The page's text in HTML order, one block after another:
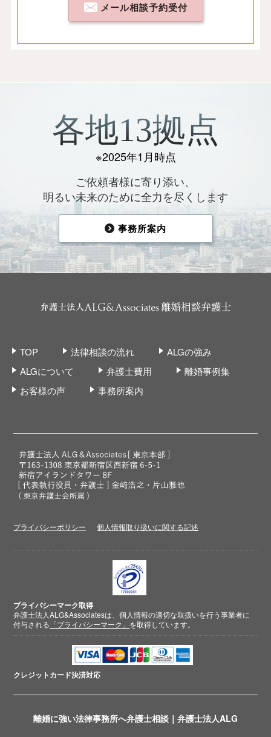
離婚に強い法律事務所へ弁護士相談｜弁護士法人ALG
メール相談予約受付
各地13拠点
※2025年1月時点
ご依頼者様に寄り添い、
明るい未来のために全力を尽くします
事務所案内
TOP 法律相談の流れ
ALGの強み
ALGについて
弁護士費用
離婚事例集
お客様の声
事務所案内
プライバシーポリシー 個人情報取り扱いに関する記述
プライバシーマーク取得
弁護士法人ALG&Associatesは、個人情報の適切な取扱いを行う事業者に
付与される 「プライバシーマーク」 を取得しています。
クレジットカード決済対応